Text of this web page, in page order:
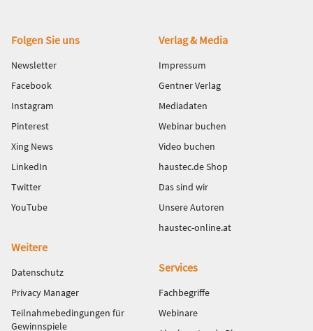
Fußbereich
Folgen Sie uns
Newsletter
Facebook
Instagram
Pinterest
Xing News
LinkedIn
Twitter
YouTube
Verlag & Media
Impressum
Gentner Verlag
Mediadaten
Webinar buchen
Video buchen
haustec.de Shop
Das sind wir
Unsere Autoren
haustec-online.at
Weitere
Datenschutz
Privacy Manager
Teilnahmebedingungen für
Gewinnspiele
Services
Fachbegriffe
Webinare